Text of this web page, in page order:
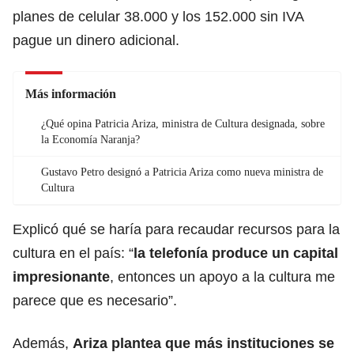
planes de celular 38.000 y los 152.000 sin IVA
pague un dinero adicional.
Más información
¿Qué opina Patricia Ariza, ministra de Cultura designada, sobre
la Economía Naranja?
Gustavo Petro designó a Patricia Ariza como nueva ministra de
Cultura
Explicó qué se haría para recaudar recursos para la
cultura en el país: “la telefonía produce un capital
impresionante, entonces un apoyo a la cultura me
parece que es necesario”.
Además, Ariza plantea que más instituciones se